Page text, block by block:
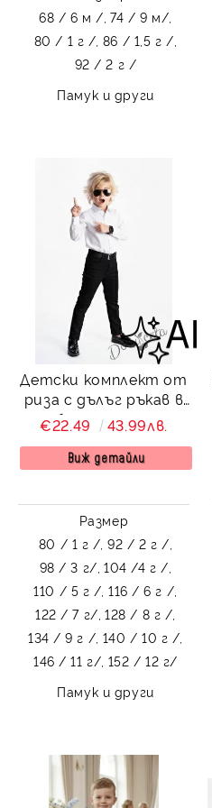
68 / 6 м /, 74 / 9 м/,
80 / 1 г /, 86 / 1,5 г /,
92 / 2 г /
Памук и други
Детски комплект от
риза с дълъг ръкав в
бяло с дълъг
панталон с колан в
черно
€22.49 43.99лв.
Виж детайли
Размер
80 / 1 г /, 92 / 2 г /,
98 / 3 г/, 104 /4 г /,
110 / 5 г /, 116 / 6 г /,
122 / 7 г/, 128 / 8 г /,
134 / 9 г /, 140 / 10 г /,
146 / 11 г/, 152 / 12 г/
Памук и други